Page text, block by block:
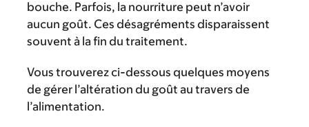
bouche. Parfois, la nourriture peut n’avoir
aucun goût. Ces désagréments disparaissent
souvent à la fin du traitement.
Vous trouverez ci-dessous quelques moyens
de gérer l’altération du goût au travers de
l’alimentation.